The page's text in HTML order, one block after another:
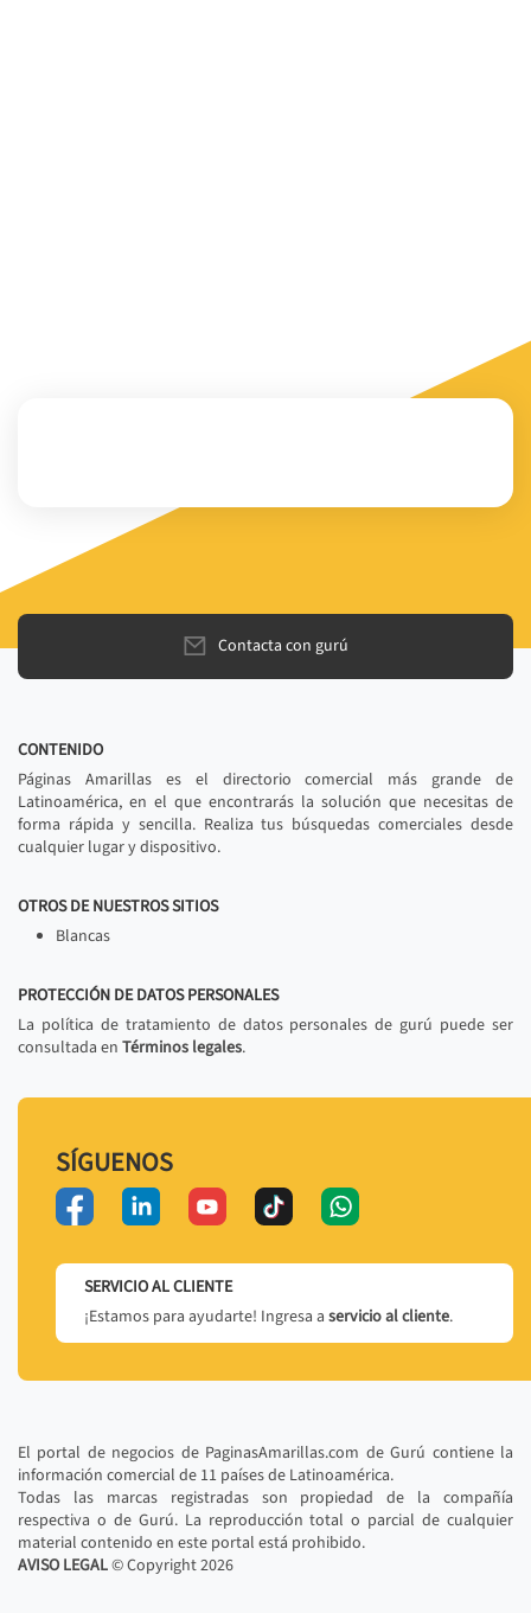
Contacta con gurú
CONTENIDO
Páginas Amarillas es el directorio comercial más grande de
Latinoamérica, en el que encontrarás la solución que necesitas de
forma rápida y sencilla. Realiza tus búsquedas comerciales desde
cualquier lugar y dispositivo.
OTROS DE NUESTROS SITIOS
Blancas
PROTECCIÓN DE DATOS PERSONALES
La política de tratamiento de datos personales de gurú puede ser
consultada en Términos legales.
SÍGUENOS
SERVICIO AL CLIENTE
¡Estamos para ayudarte! Ingresa a servicio al cliente.
El portal de negocios de PaginasAmarillas.com de Gurú contiene la
información comercial de 11 países de Latinoamérica.
Todas las marcas registradas son propiedad de la compañía
respectiva o de Gurú. La reproducción total o parcial de cualquier
material contenido en este portal está prohibido.
AVISO LEGAL© Copyright2026